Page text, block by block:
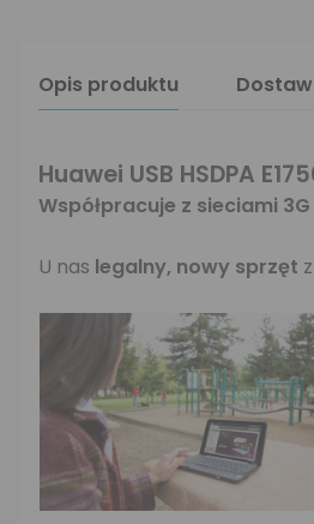
Opis produktu
Huawei USB HSDPA
Współpracuje z sieciami
U nas legalny, nowy sprzęt